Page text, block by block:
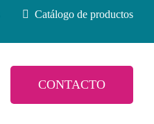
Catálogo de productos
CONTACTO